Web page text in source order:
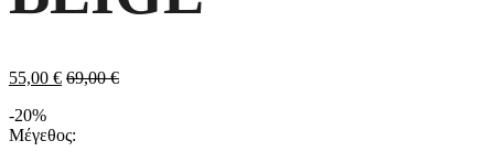
55,00 € 69,00€
-20%
Μέγεθος: